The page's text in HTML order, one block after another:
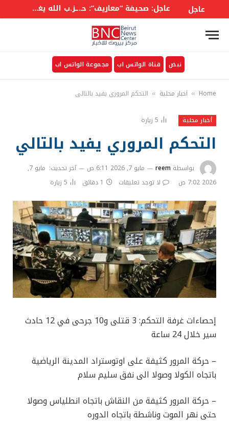
عاجل عاجل: صحيفة “معاريف”: حـ.ـز.ب الله يغير قواعد اللعبة وهو التقدير الذي يُقلق “الجيش” الإسرائيلي
نبض قناة الواتس اب مجموعة الواتس اب
Home
» أخبار محلية » التحكم المروري يفيد بالتالي
أخبار محلية 5 زيارة
التحكم المروري يفيد بالتالي
بواسطة reem مايو 7, 2026 6:11 ص آخر تحديث:
مايو 7,
2026 7:02 ص
لا توجد تعليقات 1 دقائق 5 زيارة
إحصاءات غرفة التحكم: 3 قتلى و10 جرحى في 12 حادث
سير خلال 24 ساعة
– حركة المرور كثيفة على اوتوستراد المدينة الرياضية
باتجاه الكولا وصولا الى نفق سليم سلام
– حركة المرور كثيفة من النقاش باتجاه انطلياس وصولا
حتى نهر الموت وناشطة باتجاه الدوره